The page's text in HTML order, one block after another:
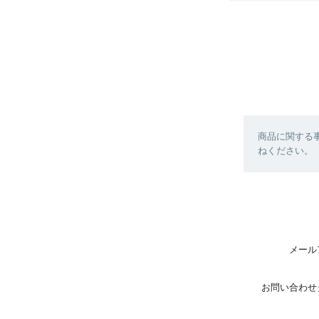
商品に関する
ねください。
メー
お問い合わ